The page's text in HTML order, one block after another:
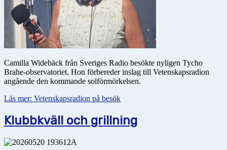
Camilla Widebäck från Sveriges Radio besökte nyligen Tycho
Brahe-observatoriet. Hon förbereder inslag till Vetenskapsradion
angående den kommande solförmörkelsen.
Läs mer: Vetenskapsradion på besök
Klubbkväll och grillning